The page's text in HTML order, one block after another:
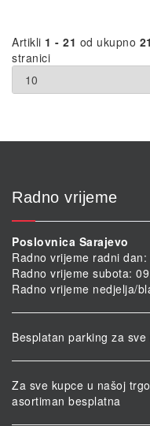
Artikli 1 - 21 od ukupno 21
stranici
Radno vrijeme
Poslovnica Sarajevo
Radno vrijeme radni
Radno vrijeme subota:
Radno vrijeme nedjelja/
Besplatan parking za
Za sve kupce u našoj
asortiman besplatna